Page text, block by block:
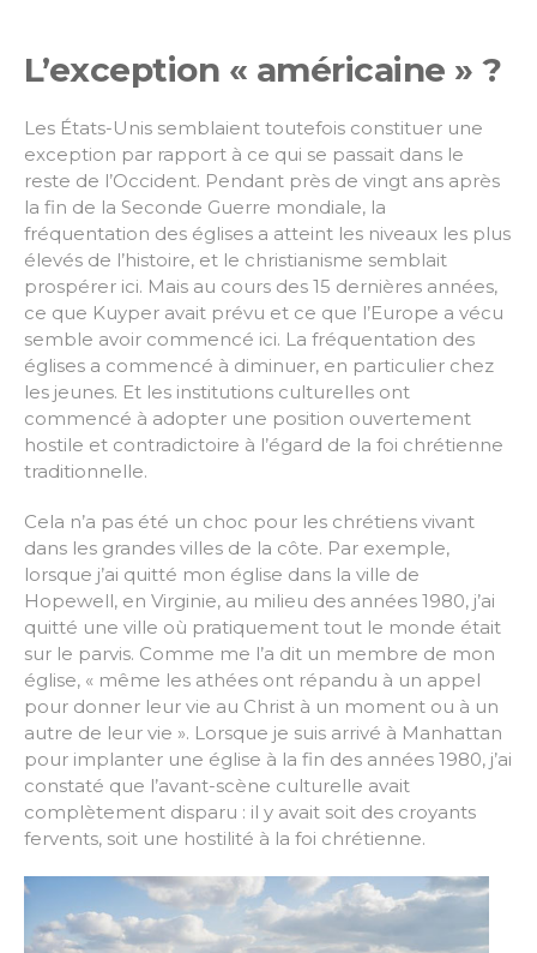
L’exception « américaine » ?
Les États-Unis semblaient toutefois constituer une
exception par rapport à ce qui se passait dans le
reste de l’Occident. Pendant près de vingt ans après
la fin de la Seconde Guerre mondiale, la
fréquentation des églises a atteint les niveaux les plus
élevés de l’histoire, et le christianisme semblait
prospérer ici. Mais au cours des 15 dernières années,
ce que Kuyper avait prévu et ce que l’Europe a vécu
semble avoir commencé ici. La fréquentation des
églises a commencé à diminuer, en particulier chez
les jeunes. Et les institutions culturelles ont
commencé à adopter une position ouvertement
hostile et contradictoire à l’égard de la foi chrétienne
traditionnelle.
Cela n’a pas été un choc pour les chrétiens vivant
dans les grandes villes de la côte. Par exemple,
lorsque j’ai quitté mon église dans la ville de
Hopewell, en Virginie, au milieu des années 1980, j’ai
quitté une ville où pratiquement tout le monde était
sur le parvis. Comme me l’a dit un membre de mon
église, « même les athées ont répandu à un appel
pour donner leur vie au Christ à un moment ou à un
autre de leur vie ». Lorsque je suis arrivé à Manhattan
pour implanter une église à la fin des années 1980, j’ai
constaté que l’avant-scène culturelle avait
complètement disparu : il y avait soit des croyants
fervents, soit une hostilité à la foi chrétienne.